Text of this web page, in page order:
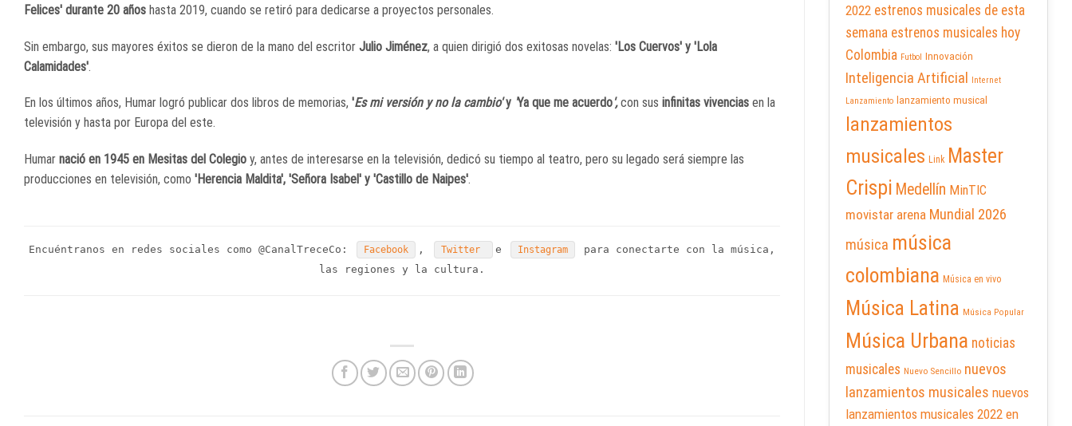
Felices' durante 20 años hasta 2019, cuando se retiró para dedicarse a proyectos personales.
Sin embargo, sus mayores éxitos se dieron de la mano del escritor Julio Jiménez, a quien dirigió dos exitosas novelas: 'Los Cuervos' y 'Lola
Calamidades'.
En los últimos años, Humar logró publicar dos libros de memorias, 'Es mi versión y no la cambio'y Ya que me acuerdo', con sus infinitas vivencias en la
televisión y hasta por Europa del este.
Humar nació en 1945 en Mesitas del Colegio y, antes de interesarse en la televisión, dedicó su tiempo al teatro, pero su legado será siempre las
producciones en televisión, como 'Herencia Maldita', 'Señora Isabel' y 'Castillo de Naipes'.
Encuéntranos en redes sociales como @CanalTreceCo: Facebook , Twitter e Instagram
para conectarte con la música,
las regiones y la cultura.
2022 estrenos musicales de esta
semana estrenos musicales hoy
Colombia Futbol Innovación
Inteligencia Artificial
Internet
Lanzamiento
lanzamiento musical
lanzamientos
musicales Link Master
Crispi Medellín MinTIC
movistar arena Mundial 2026
música música
colombiana Música en vivo
Música Latina Música Popular
Música Urbana noticias
musicales Nuevo Sencillo nuevos
lanzamientos musicales nuevos
lanzamientos musicales 2022 en